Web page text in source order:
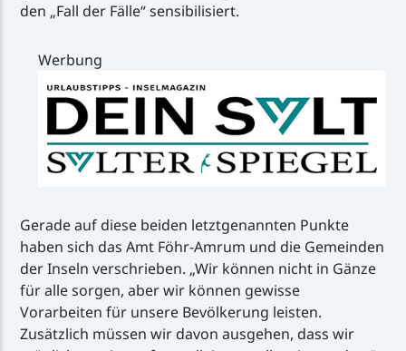
den „Fall der Fälle“ sensibilisiert.
Werbung
Gerade auf diese beiden letztgenannten Punkte
haben sich das Amt Föhr-Amrum und die Gemeinden
der Inseln verschrieben. „Wir können nicht in Gänze
für alle sorgen, aber wir können gewisse
Vorarbeiten für unsere Bevölkerung leisten.
Zusätzlich müssen wir davon ausgehen, dass wir